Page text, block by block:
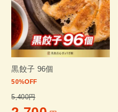
黒餃子 96個
50%OFF
5,400円